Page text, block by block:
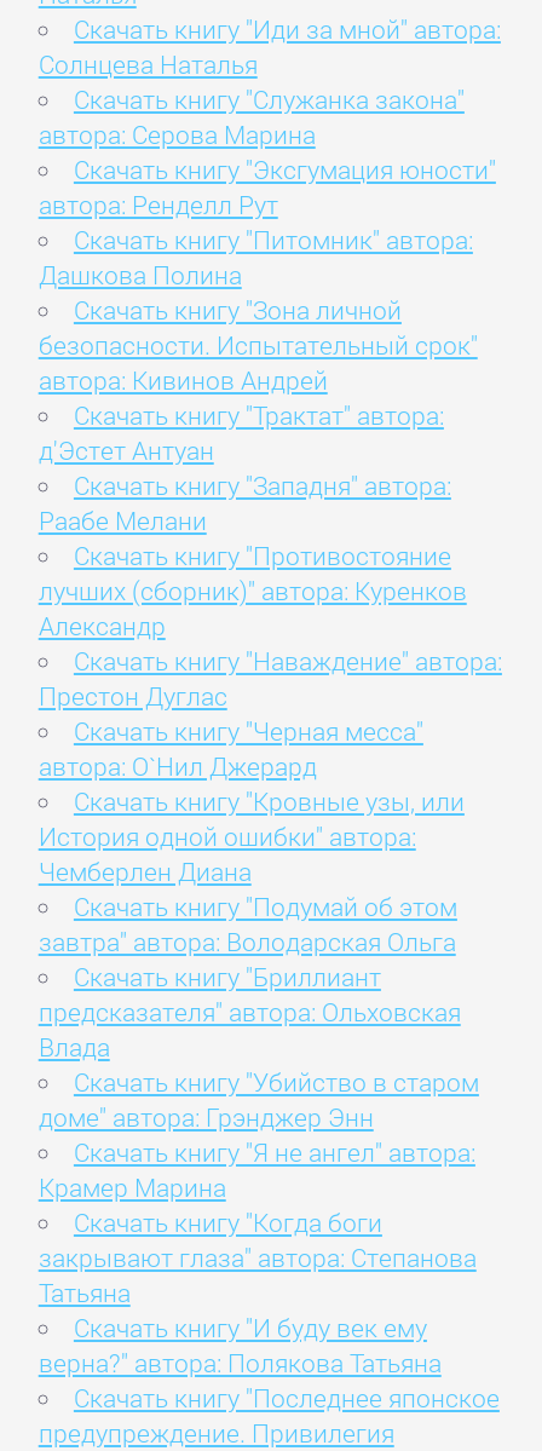
Скачать книгу "Иди за мной" автора:
Солнцева Наталья
Скачать книгу "Служанка закона"
автора: Серова Марина
Скачать книгу "Эксгумация юности"
автора: Ренделл Рут
Скачать книгу "Питомник" автора:
Дашкова Полина
Скачать книгу "Зона личной
безопасности. Испытательный срок"
автора: Кивинов Андрей
Скачать книгу "Трактат" автора:
д'Эстет Антуан
Скачать книгу "Западня" автора:
Раабе Мелани
Скачать книгу "Противостояние
лучших (сборник)" автора: Куренков
Александр
Скачать книгу "Наваждение" автора:
Престон Дуглас
Скачать книгу "Черная месса"
автора: О`Нил Джерард
Скачать книгу "Кровные узы, или
История одной ошибки" автора:
Чемберлен Диана
Скачать книгу "Подумай об этом
завтра" автора: Володарская Ольга
Скачать книгу "Бриллиант
предсказателя" автора: Ольховская
Влада
Скачать книгу "Убийство в старом
доме" автора: Грэнджер Энн
Скачать книгу "Я не ангел" автора:
Крамер Марина
Скачать книгу "Когда боги
закрывают глаза" автора: Степанова
Татьяна
Скачать книгу "И буду век ему
верна?" автора: Полякова Татьяна
Скачать книгу "Последнее японское
предупреждение. Привилегия